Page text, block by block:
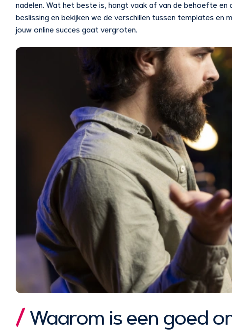
nadelen. Wat het beste is, hangt vaak af van de behoefte en
beslissing en bekijken we de verschillen tussen templates en
jouw online succes gaat vergroten.
Waarom is een goed